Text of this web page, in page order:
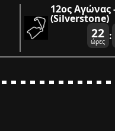
12ος Αγώνας
(Silverstone)
22
ώρες :